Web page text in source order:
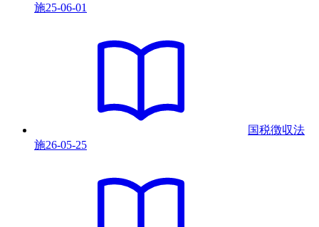
施25-06-01
国税徴収法
施26-05-25